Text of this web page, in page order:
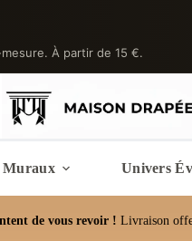
À partir de 15 €.
Muraux Univers
de vous revoir ! Livraison